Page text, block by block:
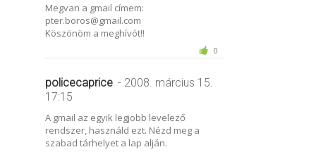
Megvan a gmail címem:
pter.boros@gmail.com
Köszönöm a meghívót!!
0
policecaprice - 2008. március 15.
17:15
A gmail az egyik legjobb levelező
rendszer, használd ezt. Nézd meg a
szabad tárhelyet a lap alján.